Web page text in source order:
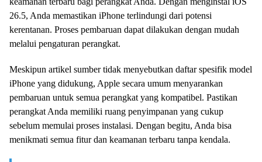
26.5, Anda memastikan iPhone terlindungi dari potensi
kerentanan. Proses pembaruan dapat dilakukan dengan mudah
melalui pengaturan perangkat.
Meskipun artikel sumber tidak menyebutkan daftar spesifik model
iPhone yang didukung, Apple secara umum menyarankan
pembaruan untuk semua perangkat yang kompatibel. Pastikan
perangkat Anda memiliki ruang penyimpanan yang cukup
sebelum memulai proses instalasi. Dengan begitu, Anda bisa
menikmati semua fitur dan keamanan terbaru tanpa kendala.